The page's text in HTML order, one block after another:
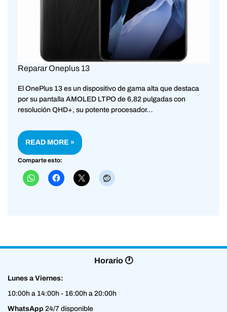
Reparar Oneplus 13
El OnePlus 13 es un dispositivo de gama alta que destaca
por su pantalla AMOLED LTPO de 6,82 pulgadas con
resolución QHD+, su potente procesador…
READ MORE »
Comparte esto:
Horario 🕐
Lunes a Viernes:
10:00h a 14:00h - 16:00h a 20:00h
WhatsApp 24/7 disponible